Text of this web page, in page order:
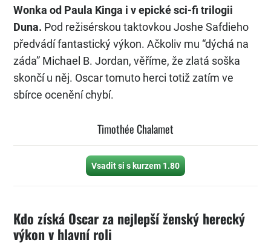
Wonka od Paula Kinga i v epické sci-fi trilogii
Duna. Pod režisérskou taktovkou Joshe Safdieho
předvádí fantastický výkon. Ačkoliv mu “dýchá na
záda” Michael B. Jordan, věříme, že zlatá soška
skončí u něj. Oscar tomuto herci totiž zatím ve
sbírce ocenění chybí.
Timothée Chalamet
Vsadit si s kurzem 1.80
Kdo získá Oscar za nejlepší ženský herecký
výkon v hlavní roli